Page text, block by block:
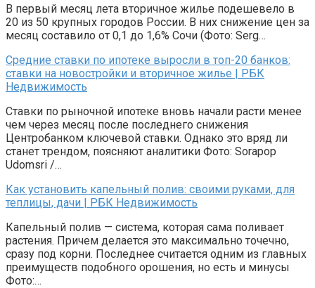
В первый месяц лета вторичное жилье подешевело в
20 из 50 крупных городов России. В них снижение цен за
месяц составило от 0,1 до 1,6% Сочи (Фото: Serg…
Средние ставки по ипотеке выросли в топ-20 банков:
ставки на новостройки и вторичное жилье | РБК
Недвижимость
Ставки по рыночной ипотеке вновь начали расти менее
чем через месяц после последнего снижения
Центробанком ключевой ставки. Однако это вряд ли
станет трендом, поясняют аналитики Фото: Sorapop
Udomsri /…
Как установить капельный полив: своими руками, для
теплицы, дачи | РБК Недвижимость
Капельный полив — система, которая сама поливает
растения. Причем делается это максимально точечно,
сразу под корни. Последнее считается одним из главных
преимуществ подобного орошения, но есть и минусы
Фото:…